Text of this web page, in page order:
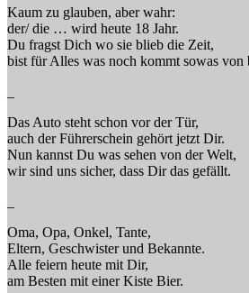
Kaum zu glauben, aber wahr:
der/ die … wird heute 18 Jahr.
Du fragst Dich wo sie blieb die Zeit,
bist für Alles was noch kommt sowas von
Das Auto steht schon vor der Tür,
auch der Führerschein gehört jetzt Dir.
Nun kannst Du was sehen von der Welt,
wir sind uns sicher, dass Dir das gefällt.
Oma, Opa, Onkel, Tante,
Eltern, Geschwister und Bekannte.
Alle feiern heute mit Dir,
am Besten mit einer Kiste Bier.